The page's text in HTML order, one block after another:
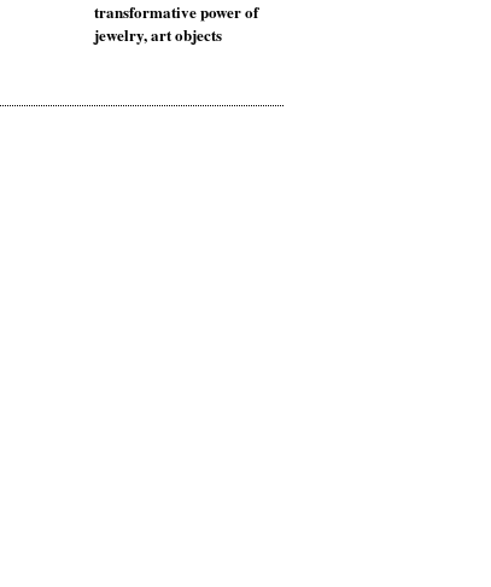
transformative power of
jewelry, art objects